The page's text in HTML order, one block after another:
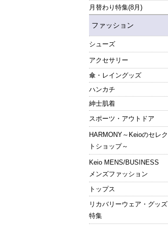
月替わり特集(8月)
ファッション
シューズ
アクセサリー
傘・レイングッズ
ハンカチ
紳士肌着
スポーツ・アウトドア
HARMONY～Keioのセレク
トショップ～
Keio MENS/BUSINESS
メンズファッション
トップス
リカバリーウェア・グッズ
特集